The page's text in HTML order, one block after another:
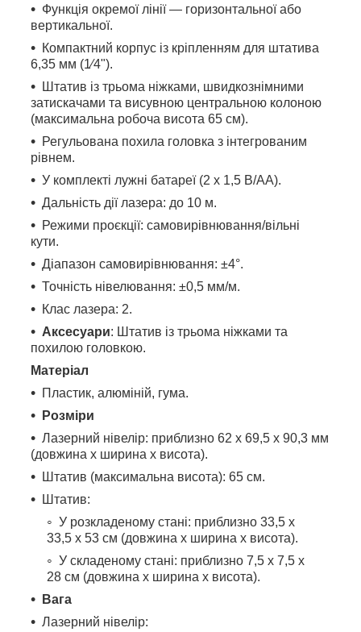
Функція окремої лінії — горизонтальної або
вертикальної.
Компактний корпус із кріпленням для штатива
6,35 мм (1⁄4").
Штатив із трьома ніжками, швидкознімними
затискачами та висувною центральною колоною
(максимальна робоча висота 65 см).
Регульована похила головка з інтегрованим
рівнем.
У комплекті лужні батареї (2 x 1,5 В/AA).
Дальність дії лазера: до 10 м.
Режими проєкції: самовирівнювання/вільні
кути.
Діапазон самовирівнювання: ±4°.
Точність нівелювання: ±0,5 мм/м.
Клас лазера: 2.
Аксесуари: Штатив із трьома ніжками та
похилою головкою.
Матеріал
Пластик, алюміній, гума.
Розміри
Лазерний нівелір: приблизно 62 x 69,5 x 90,3 мм
(довжина x ширина x висота).
Штатив (максимальна висота): 65 см.
Штатив:
У розкладеному стані: приблизно 33,5 x
33,5 x 53 см (довжина x ширина x висота).
У складеному стані: приблизно 7,5 x 7,5 x
28 см (довжина x ширина x висота).
Вага
Лазерний нівелір: